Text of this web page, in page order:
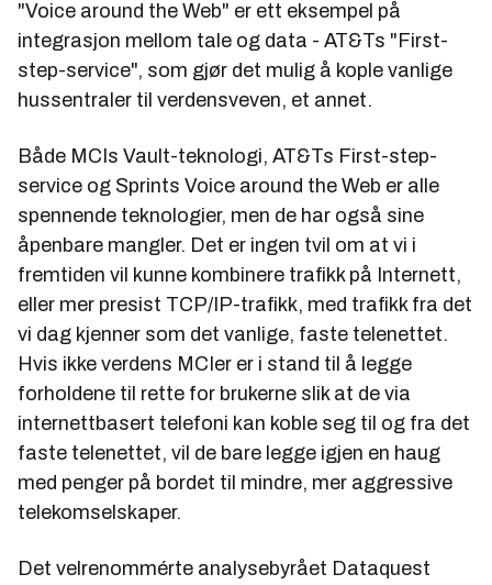
"Voice around the Web" er ett eksempel på
integrasjon mellom tale og data - AT&Ts "First-
step-service", som gjør det mulig å kople vanlige
hussentraler til verdensveven, et annet.
Både MCIs Vault-teknologi, AT&Ts First-step-
service og Sprints Voice around the Web er alle
spennende teknologier, men de har også sine
åpenbare mangler. Det er ingen tvil om at vi i
fremtiden vil kunne kombinere trafikk på Internett,
eller mer presist TCP/IP-trafikk, med trafikk fra det
vi dag kjenner som det vanlige, faste telenettet.
Hvis ikke verdens MCIer er i stand til å legge
forholdene til rette for brukerne slik at de via
internettbasert telefoni kan koble seg til og fra det
faste telenettet, vil de bare legge igjen en haug
med penger på bordet til mindre, mer aggressive
telekomselskaper.
Det velrenommérte analysebyrået Dataquest